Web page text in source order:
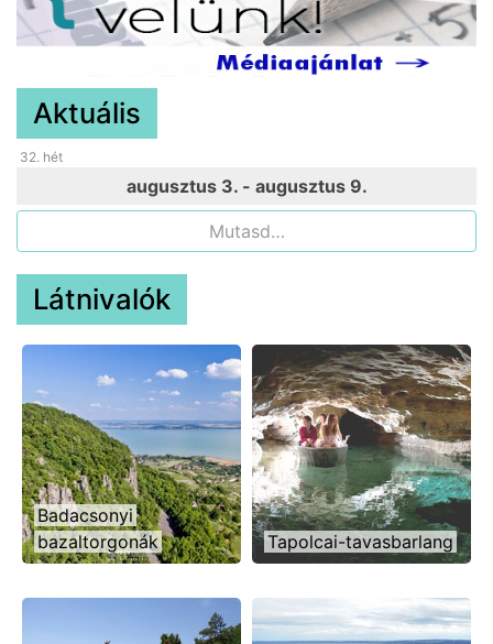
Aktuális
32. hét
augusztus 3. - augusztus 9.
Mutasd…
Látnivalók
Badacsonyi
bazaltorgonák
Tapolcai-tavasbarlang